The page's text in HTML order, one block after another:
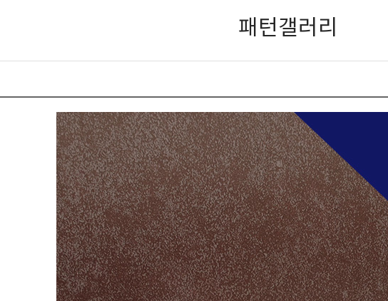
패턴갤러리